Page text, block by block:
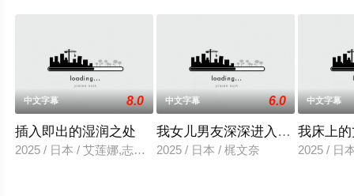
中文字幕 8.0
插入即出的湿润之处
2025 / 日本 / 艾莲娜,志美健
中文字幕 6.0
我女儿男友深深进入我的身体
2025 / 日本 / 梶文奈
中文字幕
我床上
2025 / 日